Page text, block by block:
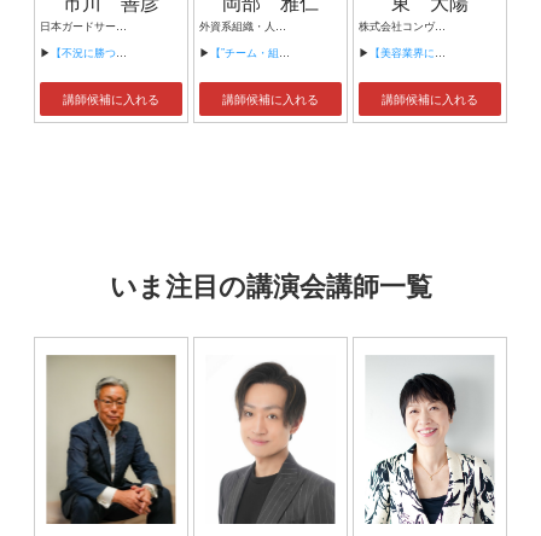
▶ 【不況に勝つ！強い会社の作り方 ～破産等の地獄と逆境を乗り越えて～】
講師候補に入れる
▶ 【”チーム・組織のエンゲージメント(帰属意識と自発性)を高めるために”】
講師候補に入れる
株式会社コンヴァノ 取締役｜ビットコイン保有戦略室 責任者 株式会社Convano consulting 代表取締役 虎ノ門キャピタル株式会社 代表取締役
▶ 【美容業界における「多店舗経営」と利益を残す仕組みづくり】
講師候補に入れる
いま注目の講演会講師一覧